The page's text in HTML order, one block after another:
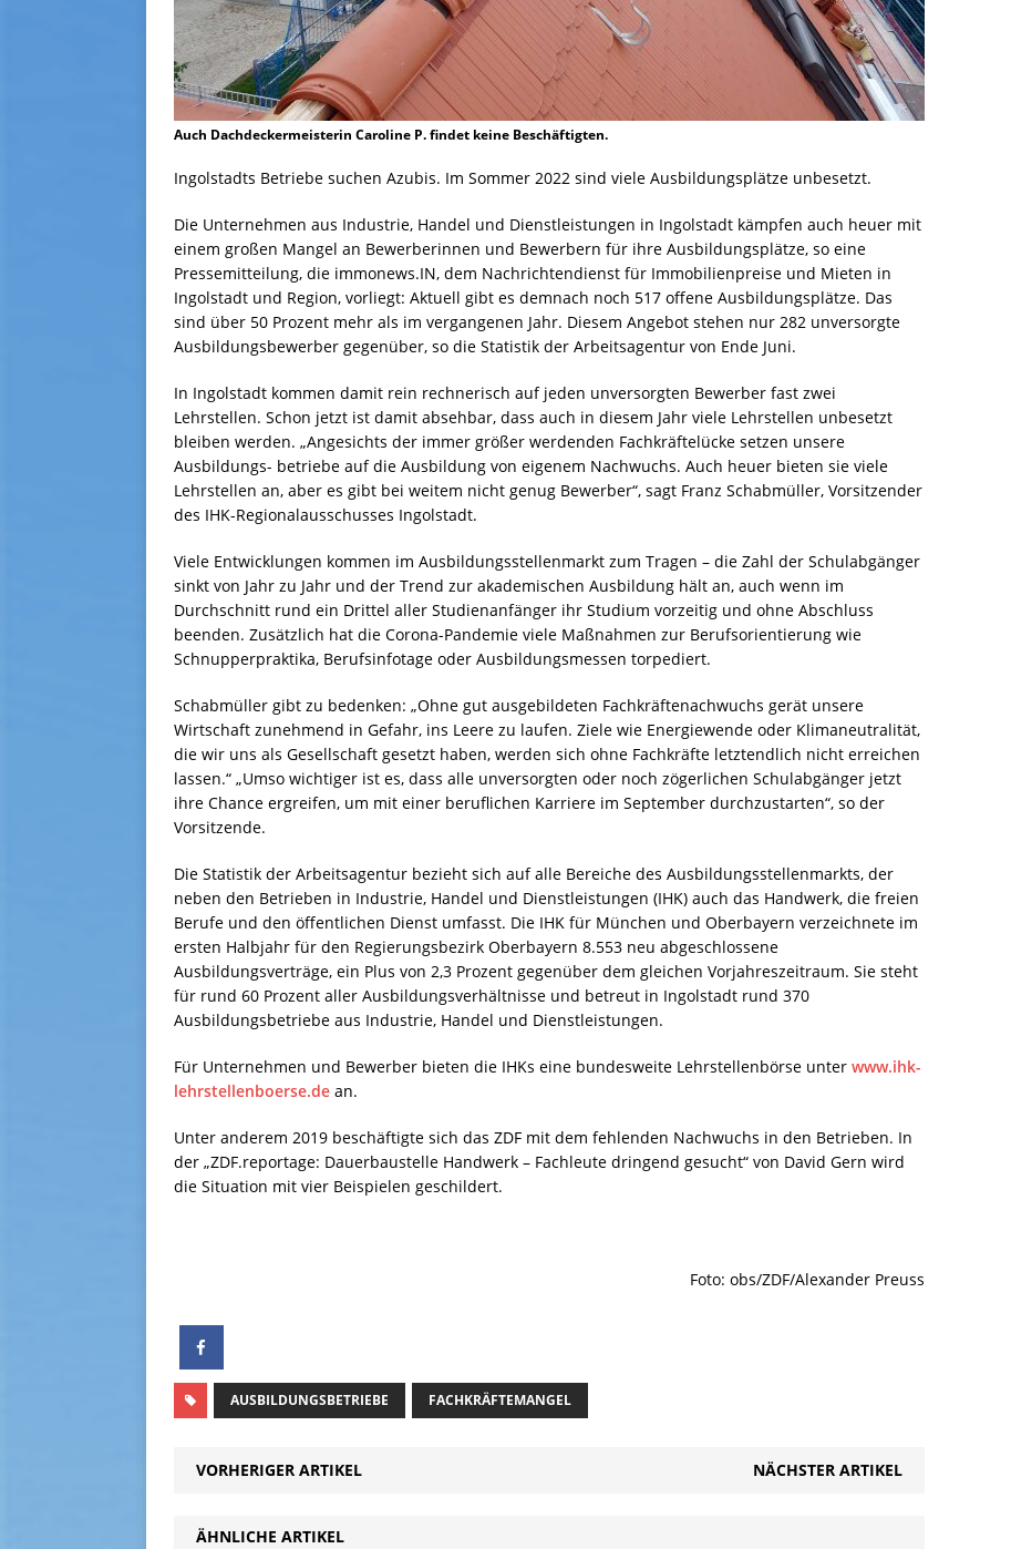
Auch Dachdeckermeisterin Caroline P. findet keine Beschäftigten.
Ingolstadts Betriebe suchen Azubis. Im Sommer 2022 sind viele Ausbildungsplätze unbesetzt.
Die Unternehmen aus Industrie, Handel und Dienstleistungen in Ingolstadt kämpfen auch heuer mit
einem großen Mangel an Bewerberinnen und Bewerbern für ihre Ausbildungsplätze, so eine
Pressemitteilung, die immonews.IN, dem Nachrichtendienst für Immobilienpreise und Mieten in
Ingolstadt und Region, vorliegt: Aktuell gibt es demnach noch 517 offene Ausbildungsplätze. Das
sind über 50 Prozent mehr als im vergangenen Jahr. Diesem Angebot stehen nur 282 unversorgte
Ausbildungsbewerber gegenüber, so die Statistik der Arbeitsagentur von Ende Juni.
In Ingolstadt kommen damit rein rechnerisch auf jeden unversorgten Bewerber fast zwei
Lehrstellen. Schon jetzt ist damit absehbar, dass auch in diesem Jahr viele Lehrstellen unbesetzt
bleiben werden. „Angesichts der immer größer werdenden Fachkräftelücke setzen unsere
Ausbildungs- betriebe auf die Ausbildung von eigenem Nachwuchs. Auch heuer bieten sie viele
Lehrstellen an, aber es gibt bei weitem nicht genug Bewerber“, sagt Franz Schabmüller, Vorsitzender
des IHK-Regionalausschusses Ingolstadt.
Viele Entwicklungen kommen im Ausbildungsstellenmarkt zum Tragen – die Zahl der Schulabgänger
sinkt von Jahr zu Jahr und der Trend zur akademischen Ausbildung hält an, auch wenn im
Durchschnitt rund ein Drittel aller Studienanfänger ihr Studium vorzeitig und ohne Abschluss
beenden. Zusätzlich hat die Corona-Pandemie viele Maßnahmen zur Berufsorientierung wie
Schnupperpraktika, Berufsinfotage oder Ausbildungsmessen torpediert.
Schabmüller gibt zu bedenken: „Ohne gut ausgebildeten Fachkräftenachwuchs gerät unsere
Wirtschaft zunehmend in Gefahr, ins Leere zu laufen. Ziele wie Energiewende oder Klimaneutralität,
die wir uns als Gesellschaft gesetzt haben, werden sich ohne Fachkräfte letztendlich nicht erreichen
lassen.“ „Umso wichtiger ist es, dass alle unversorgten oder noch zögerlichen Schulabgänger jetzt
ihre Chance ergreifen, um mit einer beruflichen Karriere im September durchzustarten“, so der
Vorsitzende.
Die Statistik der Arbeitsagentur bezieht sich auf alle Bereiche des Ausbildungsstellenmarkts, der
neben den Betrieben in Industrie, Handel und Dienstleistungen (IHK) auch das Handwerk, die freien
Berufe und den öffentlichen Dienst umfasst. Die IHK für München und Oberbayern verzeichnete im
ersten Halbjahr für den Regierungsbezirk Oberbayern 8.553 neu abgeschlossene
Ausbildungsverträge, ein Plus von 2,3 Prozent gegenüber dem gleichen Vorjahreszeitraum. Sie steht
für rund 60 Prozent aller Ausbildungsverhältnisse und betreut in Ingolstadt rund 370
Ausbildungsbetriebe aus Industrie, Handel und Dienstleistungen.
Für Unternehmen und Bewerber bieten die IHKs eine bundesweite Lehrstellenbörse unter www.ihk-
lehrstellenboerse.de an.
Unter anderem 2019 beschäftigte sich das ZDF mit dem fehlenden Nachwuchs in den Betrieben. In
der „ZDF.reportage: Dauerbaustelle Handwerk – Fachleute dringend gesucht“ von David Gern wird
die Situation mit vier Beispielen geschildert.
Foto: obs/ZDF/Alexander Preuss
AUSBILDUNGSBETRIEBE FACHKRÄFTEMANGEL
VORHERIGER ARTIKEL NÄCHSTER ARTIKEL
ÄHNLICHE ARTIKEL